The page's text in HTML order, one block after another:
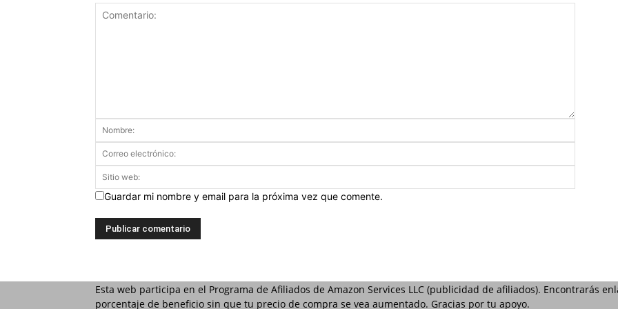
Guardar mi nombre y email para la próxima vez que comente.
Esta web participa en el Programa de Afiliados de Amazon Services LLC (publicidad de afiliados). Encontrarás
porcentaje de beneficio sin que tu precio de compra se vea aumentado. Gracias por tu apoyo.